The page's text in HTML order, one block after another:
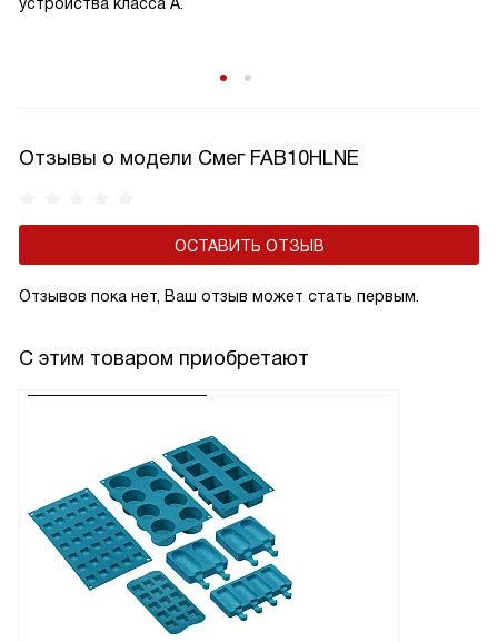
Отзывы о модели Смег FAB10HLNE
ОСТАВИТЬ ОТЗЫВ
Отзывов пока нет, Ваш отзыв может стать первым.
С этим товаром приобретают